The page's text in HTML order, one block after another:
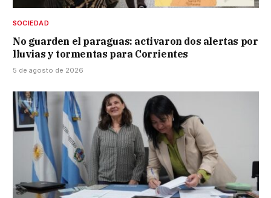
SOCIEDAD
No guarden el paraguas: activaron dos alertas por
lluvias y tormentas para Corrientes
5 de agosto de 2026